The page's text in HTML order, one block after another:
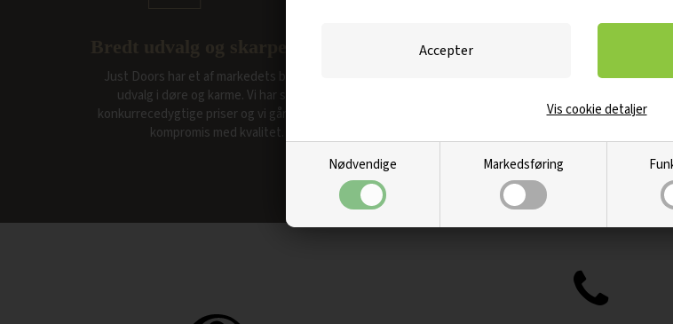
Nødvendige Markedsføring
Vis cookie detaljer
Just Doors har et af markedets bredeste
udvalg i døre og karme. Vi har skarpe
konkurrecedygtige priser og vi går aldrig på
kompromis med kvalitet.
Levering indenfor 48-
Vi er fleksible omkring valg af
leveres inden for 48-72 timer på